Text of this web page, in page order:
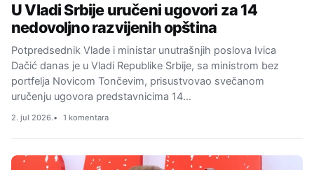
U Vladi Srbije uručeni ugovori za 14
nedovoljno razvijenih opština
Potpredsednik Vlade i ministar unutrašnjih poslova Ivica
Dačić danas je u Vladi Republike Srbije, sa ministrom bez
portfelja Novicom Tončevim, prisustvovao svečanom
uručenju ugovora predstavnicima 14…
2. jul 2026. 1 komentara